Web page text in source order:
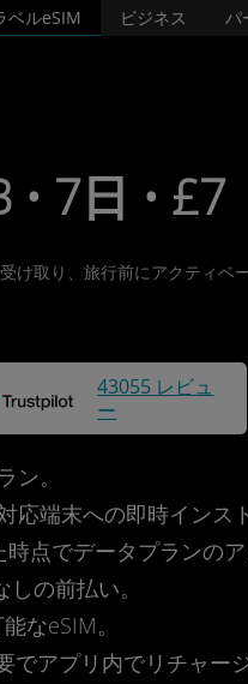
ベルeSIM ビジネス パ
• 7日 • £7
取り、旅行前にアクティベ
43055 レビュ
ー
ン。
応端末への即時インス
点でデータプランの
の前払い。
なeSIM。
アプリ内でリチャージ